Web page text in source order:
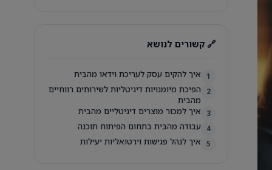
🔗 קשורים לנושא
1 איך להקים עסק לעריכת וידאו מהבית
2
הפיכת מיומנויות דיגיטליות לשירותים רווחיים
מהבית
3 איך למכור מוצרים דיגיטליים מהבית
4 עבודה מהבית בתחום הפיתוח תוכנה
5 איך לנהל פגישות וירטואליות יעילות